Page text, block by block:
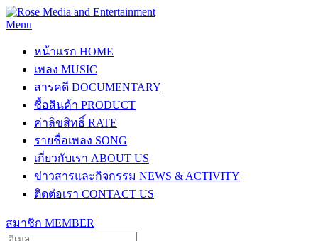
Menu
หน้าแรก HOME
เพลง MUSIC
สารคดี DOCUMENTARY
ซื้อสินค้า PRODUCT
ค่าลิขสิทธิ์ RATE
รายชื่อเพลง SONG
เกี่ยวกับเรา ABOUT US
ข่าวสารและกิจกรรม NEWS & ACTIVITY
ติดต่อเรา CONTACT US
สมาชิก MEMBER